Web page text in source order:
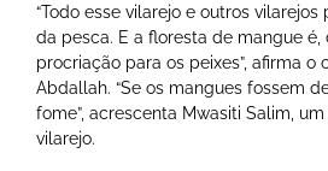
“Todo esse vilarejo e outros
da pesca. E a floresta de mangue é,
procriação para os peixes”, afirma o
Abdallah. “Se os mangues fossem
fome”, acrescenta Mwasiti Salim,
vilarejo.